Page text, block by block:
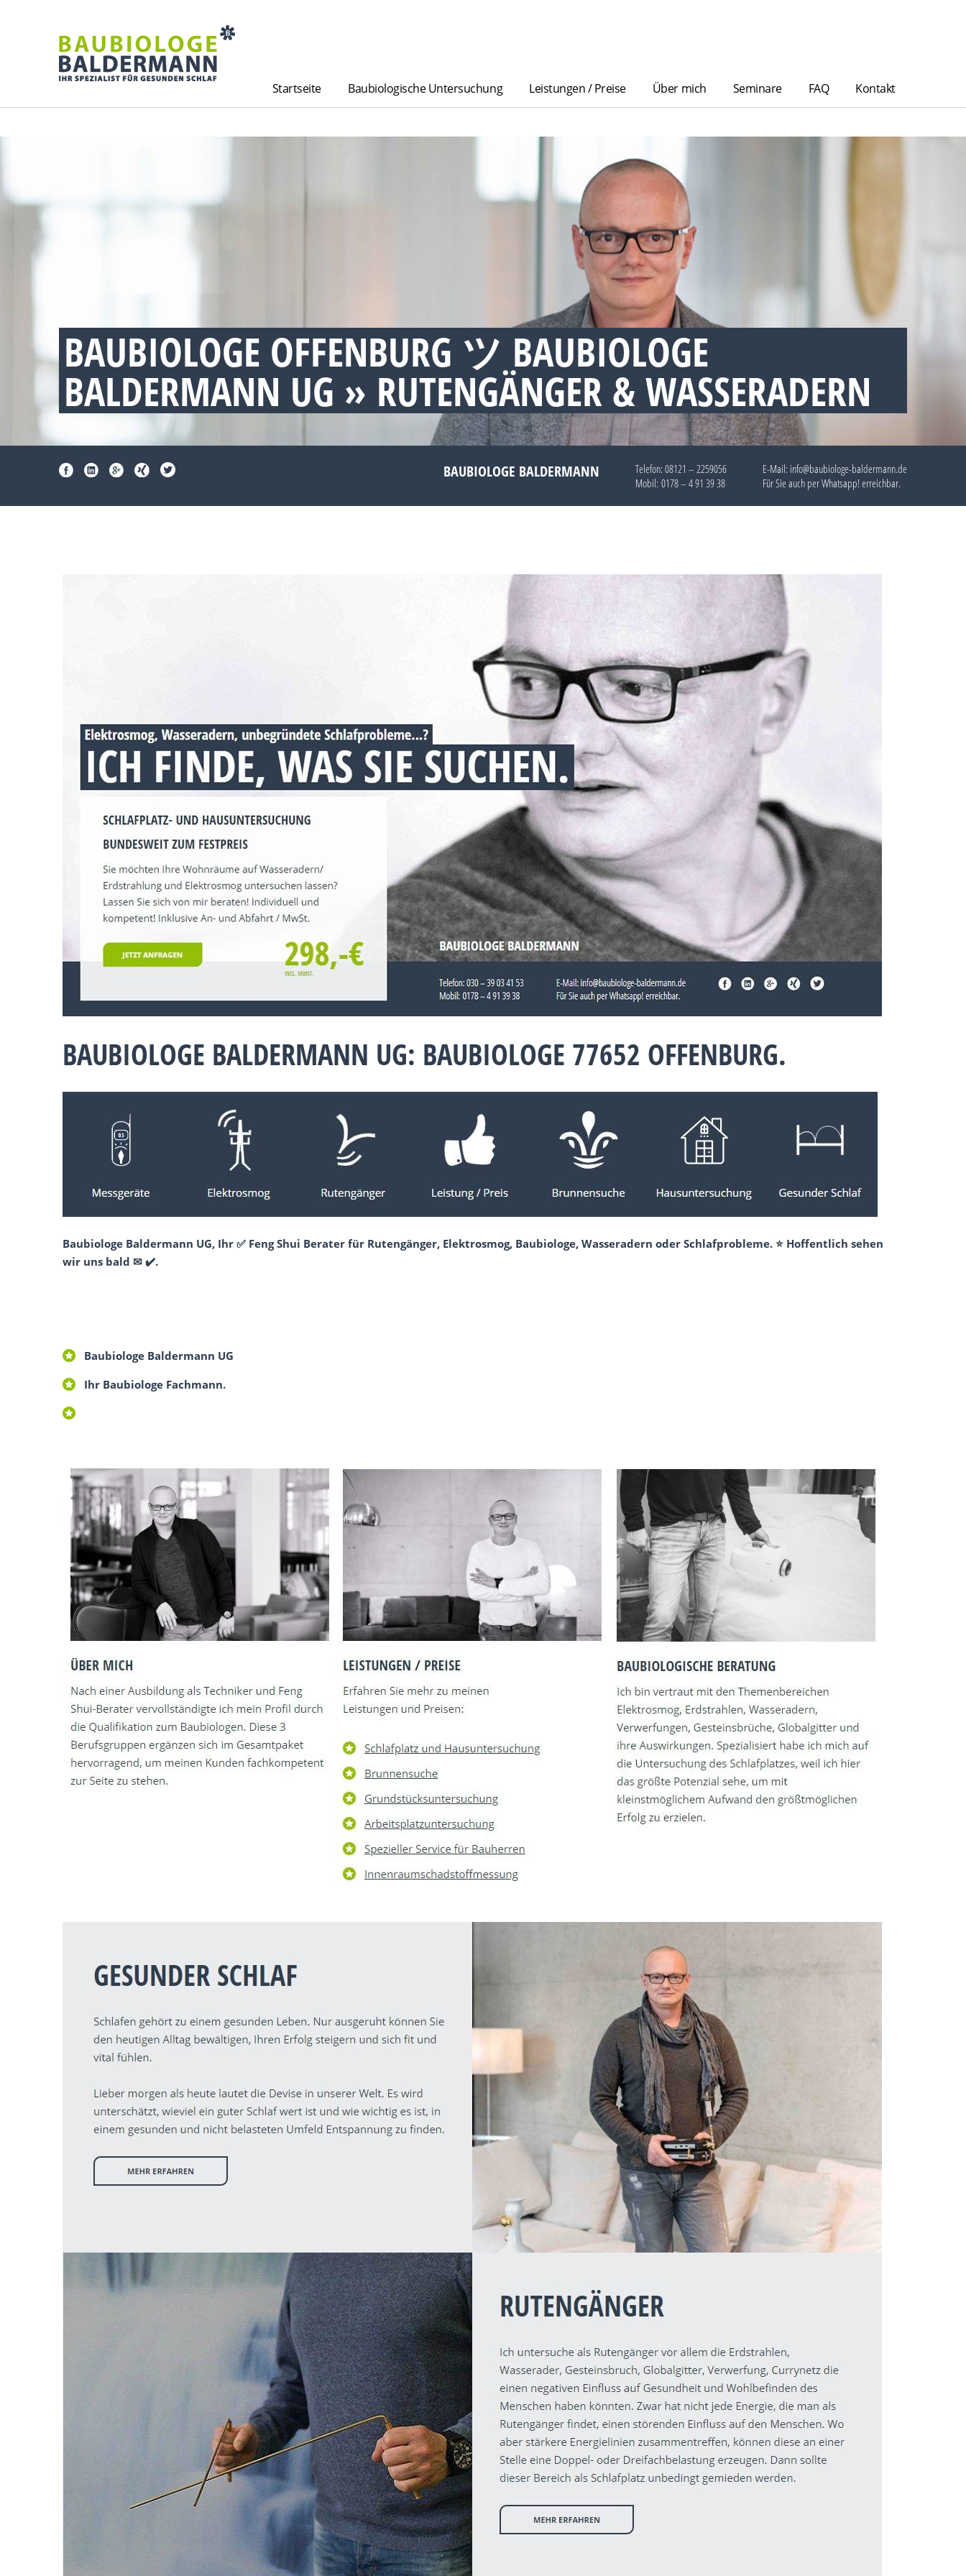
Startseite Baubiologische Untersuchung Leistungen / Preise Über mich Seminare FAQ Kontakt
BAUBIOLOGE OFFENBURG ツ BAUBIOLOGE
BALDERMANN UG » RUTENGÄNGER & WASSERADERN
BAUBIOLOGE BALDERMANN Telefon: 08121 – 2259056
Mobil: 0178 – 4 91 39 38
E-Mail: info@baubiologe-baldermann.de
Für Sie auch perWhatsapp!erreichbar.
BAUBIOLOGE BALDERMANN UG: BAUBIOLOGE 77652 OFFENBURG.
Baubiologe Baldermann UG, Ihr ✅ Feng Shui Berater für Rutengänger, Elektrosmog, Baubiologe, Wasseradern oder Schlafprobleme. ⭐ Hoffentlich sehen
wir uns bald ✉ ✔️.
Baubiologe Baldermann UG
Ihr Baubiologe Fachmann.